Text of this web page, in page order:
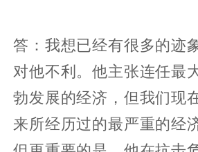
答：我想已经有很多的迹
对他不利。他主张连任最
勃发展的经济，但我们现
来所经历过的最严重的经